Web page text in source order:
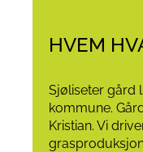
HVEM
Sjøliseter gård
kommune.
Kristian. Vi